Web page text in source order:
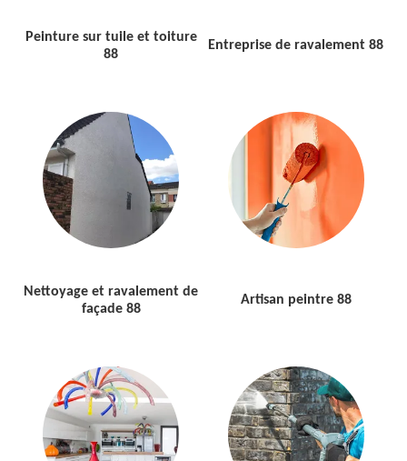
Peinture sur tuile et toiture
88
Entreprise de ravalement 88
Nettoyage et ravalement de
façade 88
Artisan peintre 88